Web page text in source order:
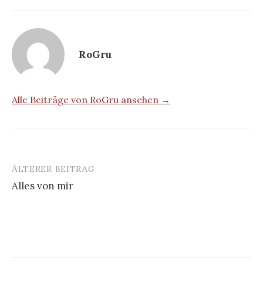
RoGru
Alle Beiträge von RoGru ansehen →
Beitrags-
Navigation
ÄLTERER BEITRAG
Alles von mir